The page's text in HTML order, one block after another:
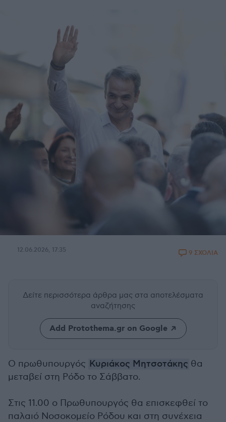
12.06.2026, 17:35 9 ΣΧΟΛΙΑ
Δείτε περισσότερα άρθρα μας στα αποτελέσματα
αναζήτησης
Add Protothema.gr on Google
Ο πρωθυπουργός Κυριάκος Μητσοτάκης θα
μεταβεί στη Ρόδο το Σάββατο.
Στις 11.00 ο Πρωθυπουργός θα επισκεφθεί το
παλαιό Νοσοκομείο Ρόδου και στη συνέχεια